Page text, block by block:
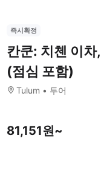
즉시확정
칸쿤: 치첸 이
(점심 포함)
Tulum 투어
81,151원~